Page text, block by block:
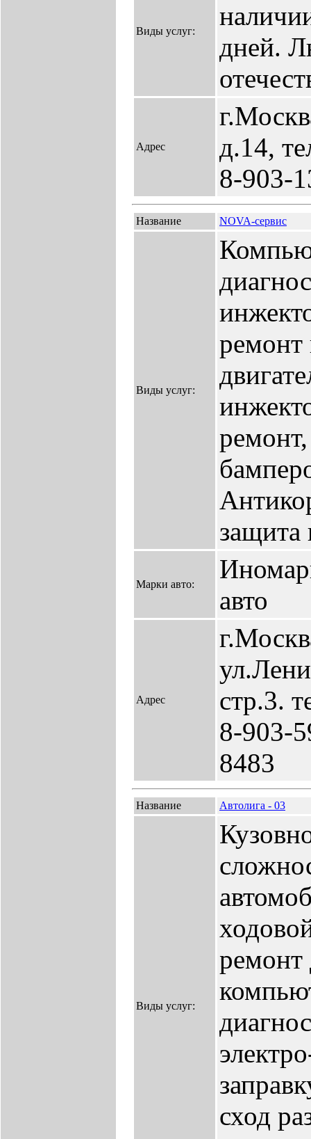
Виды услуг:
дней.
Адрес
д.14,
8-903-
Название NOVA-сервис
Виды услуг:
ремонт
защита
Марки авто:
авто
Адрес
стр.3.
8-903-
8483
Название Автолига - 03
Виды услуг:
ремонт
сход